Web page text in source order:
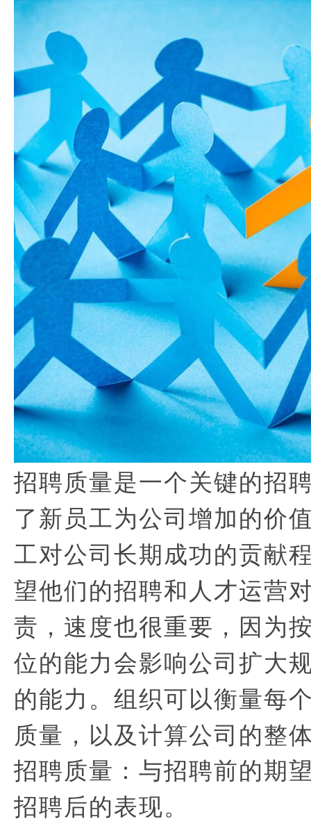
招聘质量是一个关键的招
了新员工为公司增加的价
工对公司长期成功的贡献
望他们的招聘和人才运营
责，速度也很重要，因为
位的能力会影响公司扩大
的能力。组织可以衡量每
质量，以及计算公司的整
招聘质量：与招聘前的期
招聘后的表现。